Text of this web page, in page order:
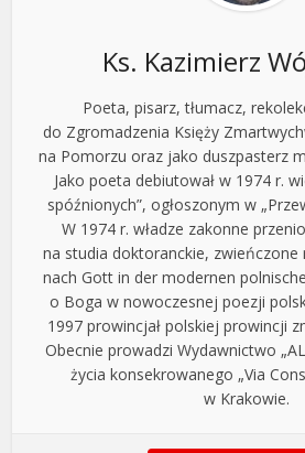
Ks. Kazimierz
Poeta, pisarz, tłumacz,
do Zgromadzenia Księży
na Pomorzu oraz jako duszpasterz
Jako poeta debiutował w 1974 r.
spóźnionych”, ogłoszonym w
W 1974 r. władze zakonne
na studia doktoranckie, zwieńczone
nach Gott in der modernen
o Boga w nowoczesnej poezji
1997 prowincjał polskiej prowincji
Obecnie prowadzi Wydawnictwo
życia konsekrowanego „Via
w Krakowie.